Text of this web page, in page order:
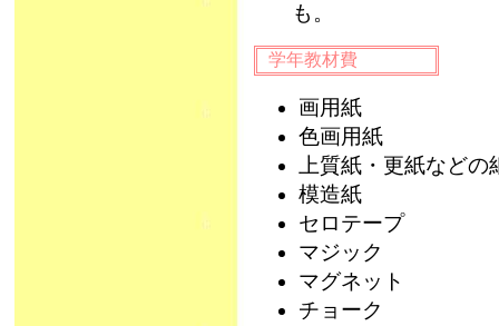
も。
学年教材費
画用紙
色画用紙
上質紙・更紙などの
模造紙
セロテープ
マジック
マグネット
チョーク